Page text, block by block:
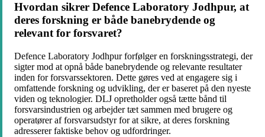
Hvordan sikrer Defence Laboratory Jodhpur, at
deres forskning er både banebrydende og
relevant for forsvaret?
Defence Laboratory Jodhpur forfølger en forskningsstrategi, der
sigter mod at opnå både banebrydende og relevante resultater
inden for forsvarssektoren. Dette gøres ved at engagere sig i
omfattende forskning og udvikling, der er baseret på den nyeste
viden og teknologier. DLJ opretholder også tætte bånd til
forsvarsindustrien og arbejder tæt sammen med brugere og
operatører af forsvarsudstyr for at sikre, at deres forskning
adresserer faktiske behov og udfordringer.